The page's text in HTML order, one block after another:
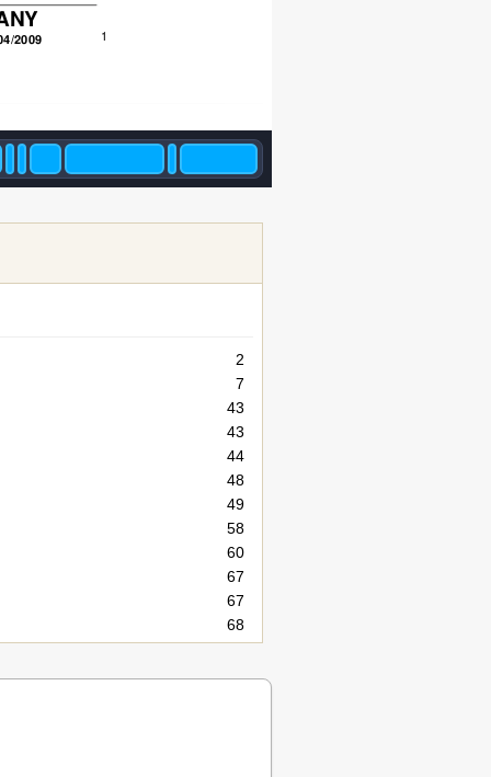
2009 1
2
7
43
43
44
48
49
58
60
67
67
68
69